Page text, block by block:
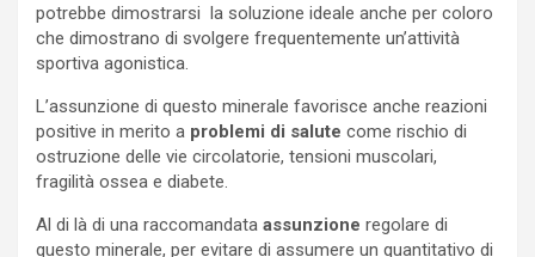
potrebbe dimostrarsi la soluzione ideale anche per coloro
che dimostrano di svolgere frequentemente un’attività
sportiva agonistica.
L’assunzione di questo minerale favorisce anche reazioni
positive in merito a problemi di salute come rischio di
ostruzione delle vie circolatorie, tensioni muscolari,
fragilità ossea e diabete.
Al di là di una raccomandata assunzione regolare di
questo minerale, per evitare di assumere un quantitativo di